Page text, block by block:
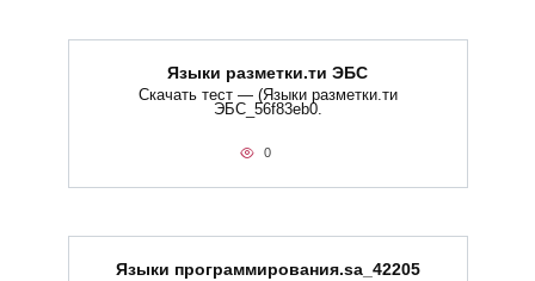
Языки разметки.ти​ ЭБС
Скачать тест — (Языки разметки.ти​
ЭБС_56f83eb0.
0
Языки программирования.sa_42205